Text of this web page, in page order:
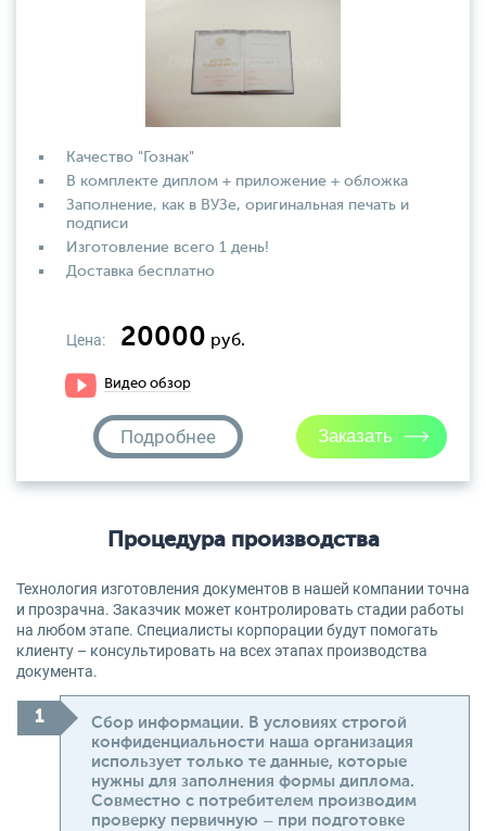
Качество "Гознак"
В комплекте диплом + приложение + обложка
Заполнение, как в ВУЗе, оригинальная печать и
подписи
Изготовление всего 1 день!
Доставка бесплатно
Цена: 20000 руб.
Видео обзор
Подробнее
Процедура производства
Технология изготовления документов в нашей компании точна
и прозрачна. Заказчик может контролировать стадии работы
на любом этапе. Специалисты корпорации будут помогать
клиенту – консультировать на всех этапах производства
документа.
Сбор информации. В условиях строгой
конфиденциальности наша организация
использует только те данные, которые
нужны для заполнения формы диплома.
Совместно с потребителем производим
проверку первичную – при подготовке